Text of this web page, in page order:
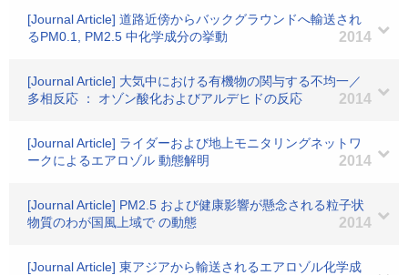
[Journal Article] 道路近傍からバックグラウンドへ輸送され
るPM0.1, PM2.5 中化学成分の挙動
2014
[Journal Article] 大気中における有機物の関与する不均一／
多相反応 ： オゾン酸化およびアルデヒドの反応
2014
[Journal Article] ライダーおよび地上モニタリングネットワ
ークによるエアロゾル 動態解明
2014
[Journal Article] PM2.5 および健康影響が懸念される粒子状
物質のわが国風上域で の動態
2014
[Journal Article] 東アジアから輸送されるエアロゾル化学成